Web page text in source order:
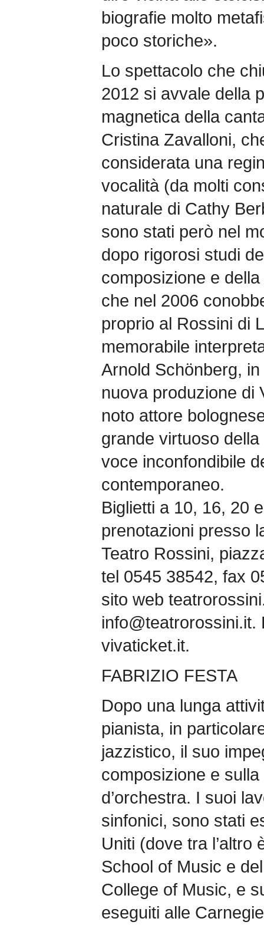
biografie molto
poco storiche».
Lo spettacolo che
2012 si avvale della
magnetica della
Cristina Zavalloni,
considerata una
vocalità (da molti
naturale di Cathy
sono stati però nel
dopo rigorosi studi
composizione e
che nel 2006
proprio al Rossini di
memorabile
Arnold Schönberg,
nuova produzione di
noto attore
grande virtuoso
voce inconfondibile
contemporaneo.
Biglietti a 10, 16, 20
prenotazioni presso
Teatro Rossini,
tel 0545 38542, fax
sito web
info@teatrorossini.it.
vivaticket.it.
FABRIZIO FESTA
Dopo una lunga
pianista, in
jazzistico, il suo
composizione e
d’orchestra. I suoi
sinfonici, sono stati
Uniti (dove tra l’altro
School of Music e
College of Music, e
eseguiti alle